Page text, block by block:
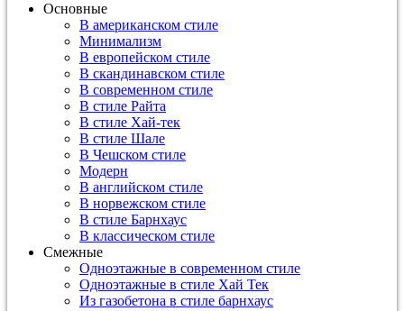
Основные
В американском стиле
Минимализм
В европейском стиле
В скандинавском стиле
В современном стиле
В стиле Райта
В стиле Хай-тек
В стиле Шале
В Чешском стиле
Модерн
В английском стиле
В норвежском стиле
В стиле Барнхаус
В классическом стиле
Смежные
Одноэтажные в современном стиле
Одноэтажные в стиле Хай Тек
Из газобетона в стиле барнхаус